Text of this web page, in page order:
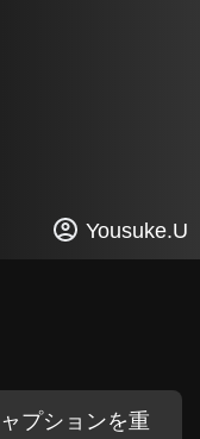
Yousuke.U
プションを重